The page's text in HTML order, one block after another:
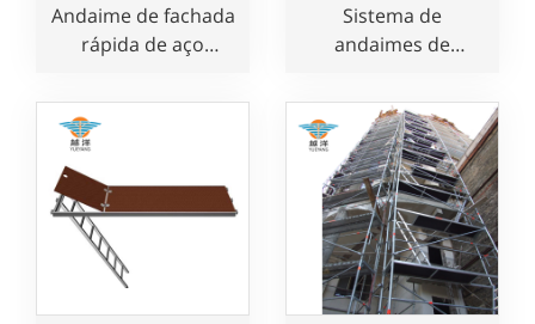
Andaime de fachada
rápida de aço
uso em construção
Sistema de
andaimes de
Speedy para uso em
construção